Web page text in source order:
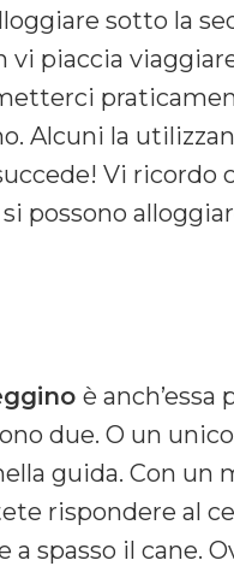
sotto la
vi piaccia
Alcuni la
Vi
si possono
è
due. O un
guida. Con
rispondere al
a spasso il cane.